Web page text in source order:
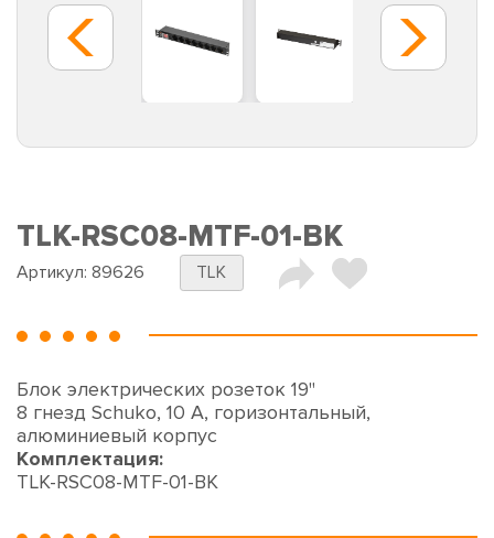
TLK-RSC08-MTF-01-BK
Артикул: 89626 TLK
Блок электрических розеток 19"
8 гнезд Schuko, 10 A, горизонтальный,
алюминиевый корпус
Комплектация:
TLK-RSC08-MTF-01-BK